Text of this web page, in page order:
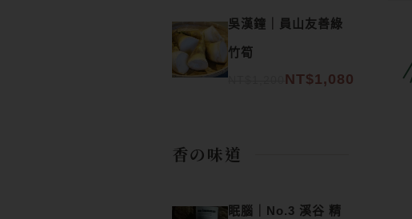
吳漢鐘｜員山友善綠
竹筍
原始價格：NT$1,200。
NT$1,080
目前價格：NT$1,080。
香の味道
眠腦｜No.3 溪谷 精